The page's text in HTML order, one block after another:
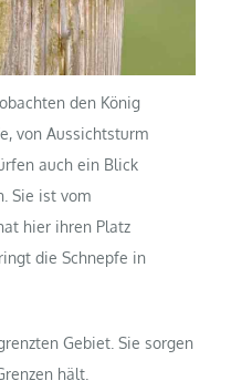
den König
von Aussichtsturm
auch ein Blick
Sie ist vom
hier ihren Platz
die Schnepfe in
Gebiet. Sie sorgen
hält.